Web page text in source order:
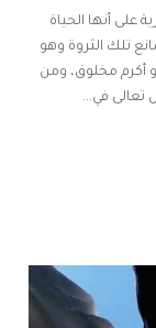
على أنها الحياة
تلك الثروة وهو
أكرم مخلوق، ومن
تعالى في...